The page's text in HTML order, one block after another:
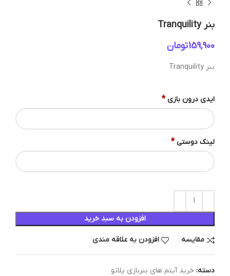
بنر Tranquility
تومان
بنر Tranquility
ایدی درون بازی *
لینک دوستی *
افزودن به سبد خرید
مقایسه افزودن به علاقه مندی
دسته: خرید آیتم های بنربازی پلاتو